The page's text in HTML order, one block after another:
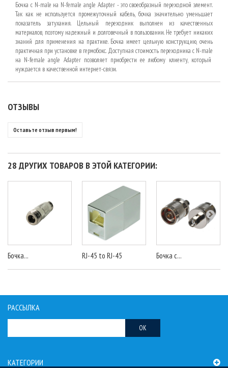
Бочка с N-male на N-female angle Adapter - это своеобразный переходной элемент.
Так как не используется промежуточный кабель, бочка значительно уменьшает
показатель затухания. Цельный переходник выполнен из качественных
материалов, поэтому надежный и долговечный в пользовании. Не требует никаких
знаний для применения на практике. Бочка имеет цельную конструкцию, очень
практичная при установке в гермобокс. Доступная стоимость переходника с N-male
на N-female angle Adapterпозволяет приобрести ее любому клиенту, который
нуждается в качественной интернет-связи.
ОТЗЫВЫ
Оставьте отзыв первым!
28 ДРУГИХ ТОВАРОВ В ЭТОЙ КАТЕГОРИИ:
Бочка... RJ-45 to RJ-45 Бочка с...
РАССЫЛКА
OK
КАТЕГОРИИ